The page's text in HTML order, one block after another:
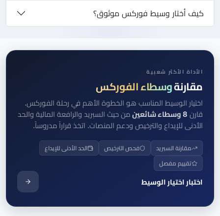
كيف أختار وسيط فوركس موثوق؟
الأداة الأكثر شعبية
مقارنةوسطاء الفوركس
اختيار الوسيط المناسب هو الخطوة الأهم في رحلة الفوركس.
قارن 8 وسطاء شائعين
من حيث السبريد والرافعة المالية والحد
الأدنى للإيداع والترخيص ودعم المنصات. اتخذ قراراً مدروساً.
مقارنة السبريد فحص الترخيص الحد الأدنى للإيداع
تقييم مفصل
اختبار اختيار الوسيط